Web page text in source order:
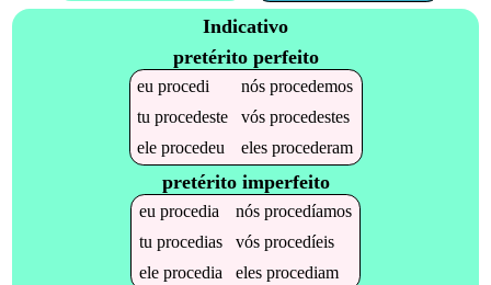
Indicativo
pretérito perfeito
euprocedi nósprocedemos
tuprocedeste vósprocedestes
eleprocedeu elesprocederam
pretérito imperfeito
eu procedia nós procedíamos
tu procedias vós procedíeis
ele procedia eles procediam